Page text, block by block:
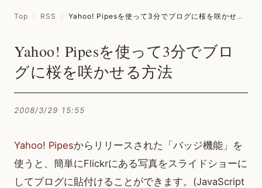
Top / RSS / Yahoo! Pipesを使って3分でブログに桜を咲かせる方法
Yahoo! Pipesを使って3分でブロ
グに桜を咲かせる方法
2008/3/29 15:55
Yahoo! Pipesからリリースされた「バッジ機能」を
使うと、簡単にFlickrにある写真をスライドショーに
してブログに貼付けることができます。(JavaScript